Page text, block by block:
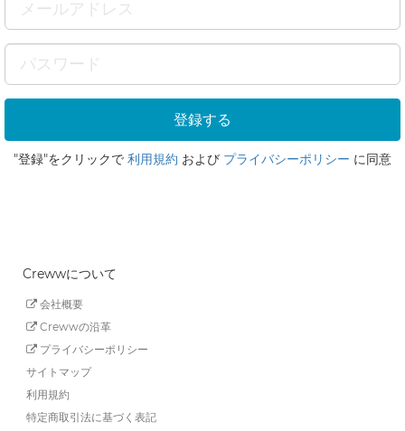
"登録"をクリックで 利用規約 および プライバシーポリシー に同意
Crewwについて
会社概要
Crewwの沿革
プライバシーポリシー
サイトマップ
利用規約
特定商取引法に基づく表記